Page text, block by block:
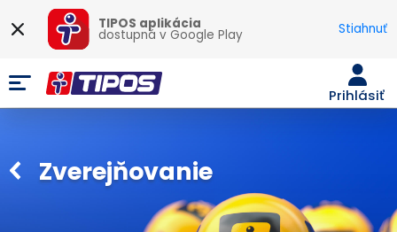
TIPOS aplikácia
dostupná vGoogle Play Stiahnuť
Prihlásiť
Zverejňovanie